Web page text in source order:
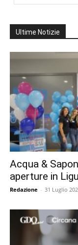
Ultime Notizie
Acqua &
aperture in
Redazione - 31 Luglio